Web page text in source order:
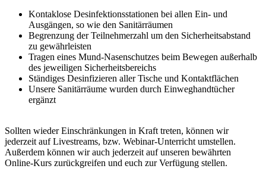
Kontaklose Desinfektionsstationen bei allen Ein- und
Ausgängen, so wie den Sanitärräumen
Begrenzung der Teilnehmerzahl um den Sicherheitsabstand
zu gewährleisten
Tragen eines Mund-Nasenschutzes beim Bewegen außerhalb
des jeweiligen Sicherheitsbereichs
Ständiges Desinfizieren aller Tische und Kontaktflächen
Unsere Sanitärräume wurden durch Einweghandtücher
ergänzt
Sollten wieder Einschränkungen in Kraft treten, können wir
jederzeit auf Livestreams, bzw. Webinar-Unterricht umstellen.
Außerdem können wir auch jederzeit auf unseren bewährten
Online-Kurs zurückgreifen und euch zur Verfügung stellen.